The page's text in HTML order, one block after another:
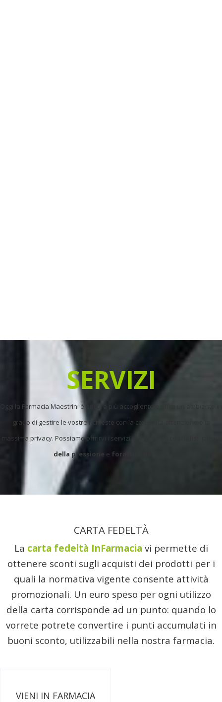
SERVIZI
Oggi la Farmacia Maestrini è ancora più accogliente e offre un ambiente in
grado di gestire le vostre richieste con la consueta attenzione e la
massima privacy. Possiamo offrirvi i servizi di
della pressione e foratura dei lobi
CARTA FEDELTÀ
La carta fedeltà InFarmacia vi permette di
ottenere sconti sugli acquisti dei prodotti per i
quali la normativa vigente consente attività
promozionali. Un euro speso per ogni utilizzo
della carta corrisponde ad un punto: quando lo
vorrete potrete convertire i punti accumulati in
buoni sconto, utilizzabili nella nostra farmacia.
VIENI IN FARMACIA